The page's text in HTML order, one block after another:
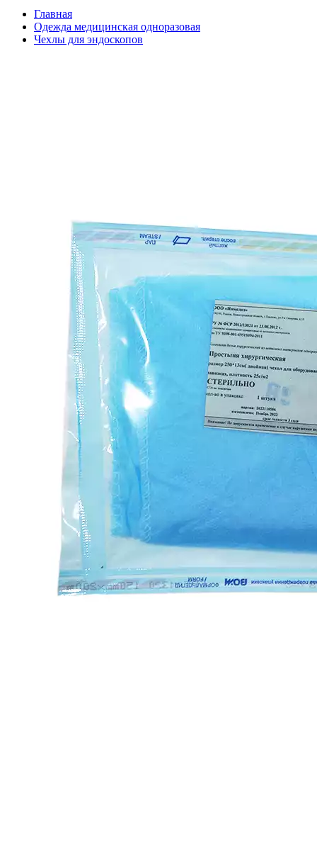
Главная
Одежда медицинская одноразовая
Чехлы для эндоскопов